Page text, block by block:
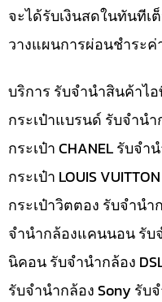
จะได้รับเงินสดในทันที
วางแผนการผ่อนชำระค่
บริการ รับจำนำสินค้าไ
กระเป๋าแบรนด์ รับจำน
กระเป๋า CHANEL รับจ
กระเป๋า LOUIS
กระเป๋าวิตตอง รับจำนำ
จำนำกล้องแคนนอน รับ
นิคอน รับจำนำกล้อง
รับจำนำกล้อง Sony รั